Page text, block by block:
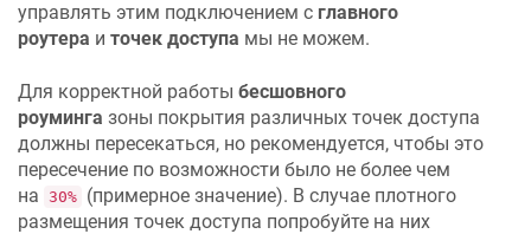
управлять этим подключением с главного
роутера и точек доступа мы не можем.
Для корректной работы бесшовного
роуминга зоны покрытия различных точек доступа
должны пересекаться, но рекомендуется, чтобы это
пересечение по возможности было не более чем
на 30% (примерное значение). В случае плотного
размещения точек доступа попробуйте на них